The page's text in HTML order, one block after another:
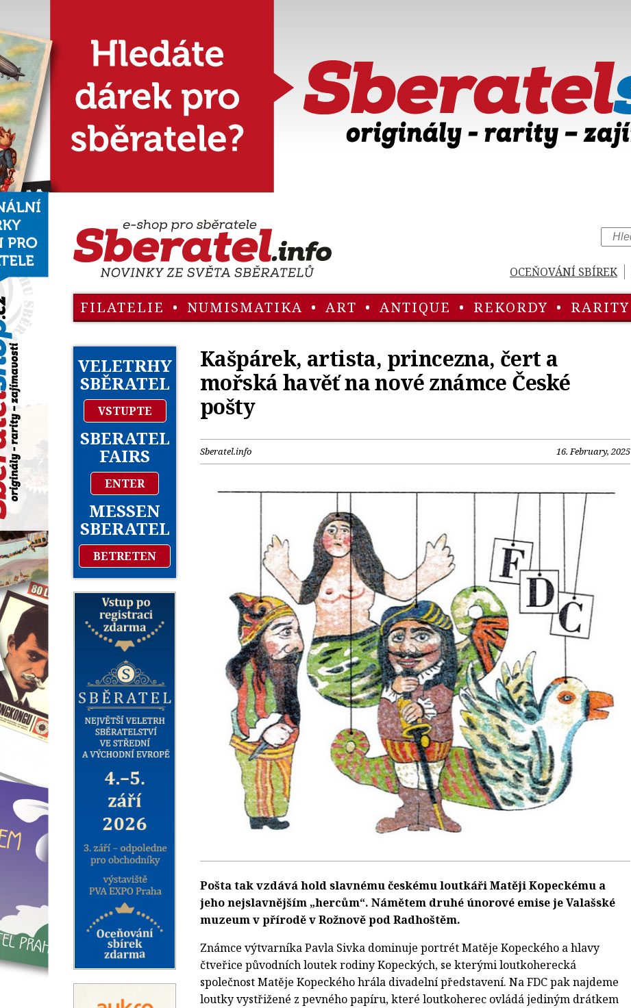
OCEŇOVÁNÍ SBÍREK
FILATELIE • NUMISMATIKA • ART • ANTIQUE • REKORDY • RARITY
VELETRHY
SBĚRATEL
VSTUPTE
SBERATEL
FAIRS
ENTER
MESSEN
SBERATEL
BETRETEN
Kašpárek, artista, princezna, čert a
mořská havěť na nové známce České
pošty
Sberatel.info 16. February, 2025
Pošta tak vzdává hold slavnému českému loutkáři Matěji Kopeckému a
jeho nejslavnějším „hercům“. Námětem druhé únorové emise je Valašské
muzeum v přírodě v Rožnově pod Radhoštěm.
Známce výtvarníka Pavla Sivka dominuje portrét Matěje Kopeckého a hlavy
čtveřice původních loutek rodiny Kopeckých, se kterými loutkoherecká
společnost Matěje Kopeckého hrála divadelní představení. Na FDC pak najdeme
loutky vystřižené z pevného papíru, které loutkoherec ovládá jediným drátkem